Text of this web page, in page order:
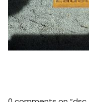
Niezwyczajne
Dom na kółkach